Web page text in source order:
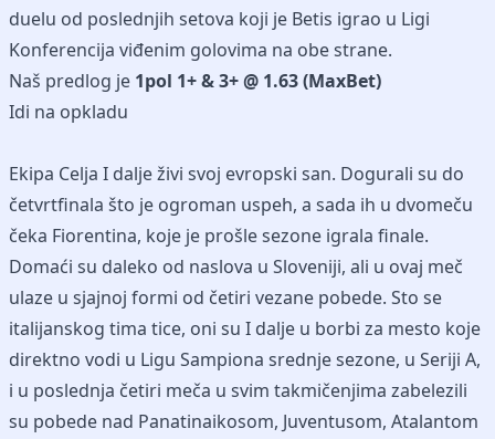
duelu od poslednjih setova koji je Betis igrao u Ligi
Konferencija viđenim golovima na obe strane.
Naš predlog je 1pol 1+ & 3+ @ 1.63 (MaxBet)
Idi na opkladu
Ekipa Celja I dalje živi svoj evropski san. Dogurali su do
četvrtfinala što je ogroman uspeh, a sada ih u dvomeču
čeka Fiorentina, koje je prošle sezone igrala finale.
Domaći su daleko od naslova u Sloveniji, ali u ovaj meč
ulaze u sjajnoj formi od četiri vezane pobede. Sto se
italijanskog tima tice, oni su I dalje u borbi za mesto koje
direktno vodi u Ligu Sampiona srednje sezone, u Seriji A,
i u poslednja četiri meča u svim takmičenjima zabelezili
su pobede nad Panatinaikosom, Juventusom, Atalantom